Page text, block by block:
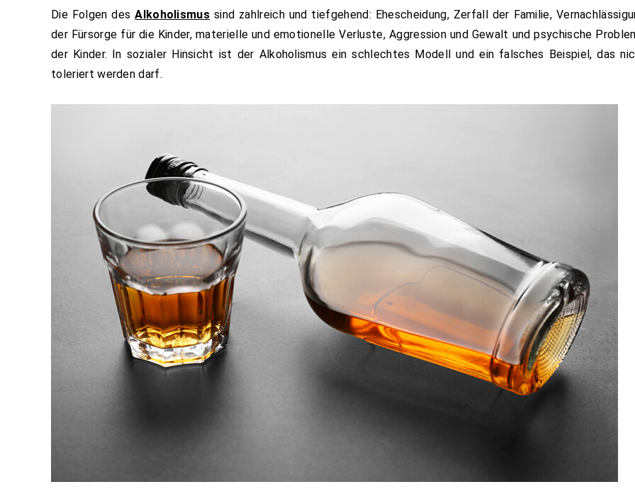
Die Folgen desAlkoholismus sind zahlreich und tiefgehend: Ehescheidung, Zerfall der Familie,
der Fürsorge für die Kinder, materielle und emotionelle Verluste, Aggression und Gewalt und psychische
der Kinder. In sozialer Hinsicht ist der Alkoholismus ein schlechtes Modell und ein falsches Beispiel, das
toleriert werden darf.